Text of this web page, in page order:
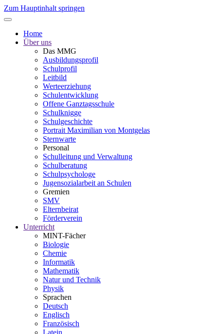
Zum Hauptinhalt springen
Home
Über uns
Das MMG
Ausbildungsprofil
Schulprofil
Leitbild
Werteerziehung
Schulentwicklung
Offene Ganztagsschule
Schulknigge
Schulgeschichte
Portrait Maximilian von Montgelas
Sternwarte
Personal
Schulleitung und Verwaltung
Schulberatung
Schulpsychologe
Jugensozialarbeit an Schulen
Gremien
SMV
Elternbeirat
Förderverein
Unterricht
MINT-Fächer
Biologie
Chemie
Informatik
Mathematik
Natur und Technik
Physik
Sprachen
Deutsch
Englisch
Französisch
Latein